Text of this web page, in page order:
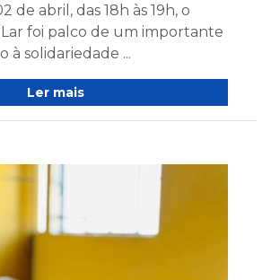
de abril, das 18h às 19h, o
foi palco de um importante
solidariedade ...
Ler mais